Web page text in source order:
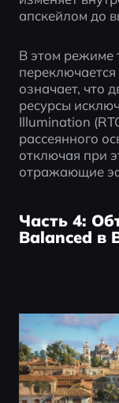
апскейлом до
В этом режиме
означает, что
ресурсы
Illumination
рассеянного
отключая при
отражающие
Часть 4:
Balanced в